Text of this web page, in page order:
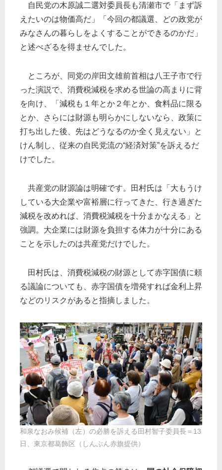
自民党の木原誠二選対委員長も清瀬市で「まず訴
えたいのは物価高だ」「今回の都議選、どの政党が
みなさんの暮らしをよくすることができるのかだ」
と述べざるを得ませんでした。
ところが、同党の岸田文雄前首相は八王子市で行
った演説で、消費税減税を求める世論の高まりに背
を向け、「減税も１年とか２年とか、食料品に限る
とか、さらには財源も明らかにしないなら、政策に
打ち出した後、先はどうなるのか全く見えない」と
けん制し、従来の自民党流の“経済対策”を訴えるだ
けでした。
共産党の財源論は明確です。田村氏は「大もうけ
している大企業や富裕層に行ってきた、行き過ぎた
減税を改めれば、消費税減税を十分まかなえる」と
強調。大企業には財源を負担する体力が十分にある
ことを示したのは共産党だけでした。
田村氏は、消費税減税の財源として赤字国債に頼
る議論についても、赤字国債を増発すれば金利上昇
などのリスクがあると指摘しました。
和泉なおみ候補（左）の必勝を訴える田村智子委員長＝13
日、東京都葛飾区（しんぶん赤旗提供）